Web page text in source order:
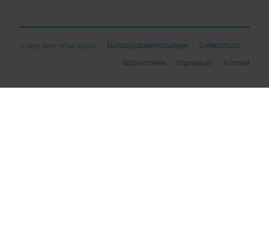
© 2023 more virtual agency Nutzungsbestimmungen Datenschutz
Bildnachweis Impressum Kontakt